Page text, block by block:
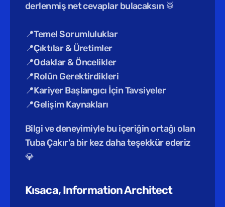
derlenmiş net cevaplar bulacaksın 🥁
📍Temel Sorumluluklar
📍Çıktılar & Üretimler
📍Odaklar & Öncelikler
📍Rolün Gerektirdikleri
📍Kariyer Başlangıcı İçin Tavsiyeler
📍Gelişim Kaynakları
Bilgi ve deneyimiyle bu içeriğin ortağı olan
Tuba Çakır'a bir kez daha teşekkür ederiz
💎
Kısaca, Information Architect